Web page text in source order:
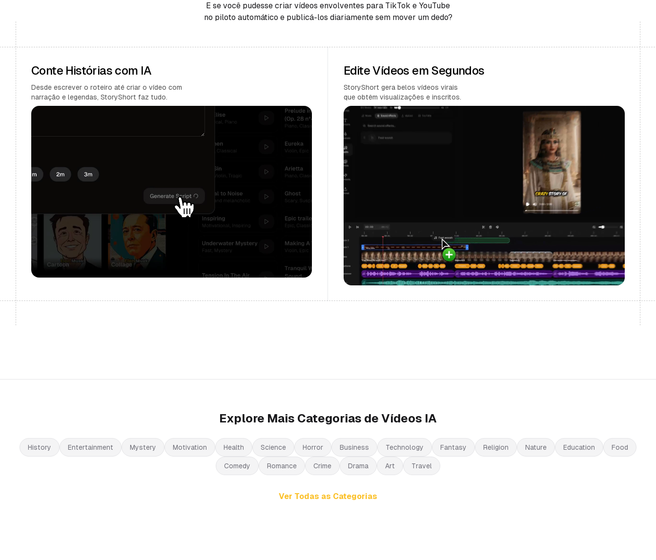
E se você pudesse criar vídeos envolventes para TikTok e YouTube
no piloto automático e publicá-los diariamente sem mover um dedo?
Conte Histórias com IA
Desde escrever o roteiro até criar o vídeo com
narração e legendas, StoryShort faz tudo.
Edite Vídeos em Segundos
StoryShort gera belos vídeos virais
que obtêm visualizações e inscritos.
Explore Mais Categorias de Vídeos IA
History Entertainment Mystery Motivation Health Science Horror Business Technology Fantasy Religion Nature Education Food
Comedy Romance Crime Drama Art Travel
Ver Todas as Categorias